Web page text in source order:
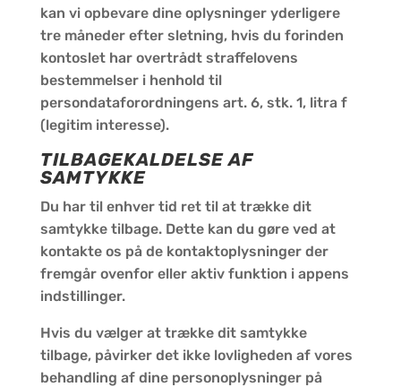
kan vi opbevare dine oplysninger yderligere
tre måneder efter sletning, hvis du forinden
kontoslet har overtrådt straffelovens
bestemmelser i henhold til
persondataforordningens art. 6, stk. 1, litra f
(legitim interesse).
TILBAGEKALDELSE AF
SAMTYKKE
Du har til enhver tid ret til at trække dit
samtykke tilbage. Dette kan du gøre ved at
kontakte os på de kontaktoplysninger der
fremgår ovenfor eller aktiv funktion i appens
indstillinger.
Hvis du vælger at trække dit samtykke
tilbage, påvirker det ikke lovligheden af vores
behandling af dine personoplysninger på